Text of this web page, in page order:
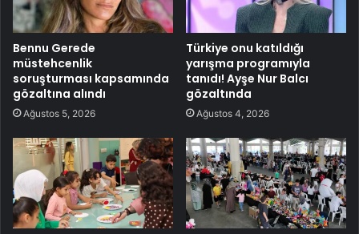
Bennu Gerede
müstehcenlik
soruşturması kapsamında
gözaltına alındı
Ağustos 5, 2026
Türkiye onu katıldığı
yarışma programıyla
tanıdı! Ayşe Nur Balcı
gözaltında
Ağustos 4, 2026